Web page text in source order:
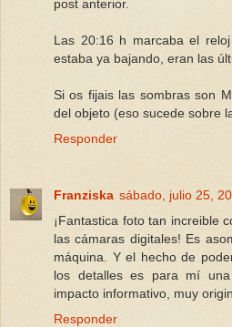
post anterior.
Las 20:16 h marcaba el
estaba ya bajando, eran las
Si os fijais las sombras son
del objeto (eso sucede sobre
Responder
Franziska sábado, julio 25,
¡Fantastica foto tan increible
las cámaras digitales! Es
máquina. Y el hecho de
los detalles es para mí
impacto informativo, muy
Responder